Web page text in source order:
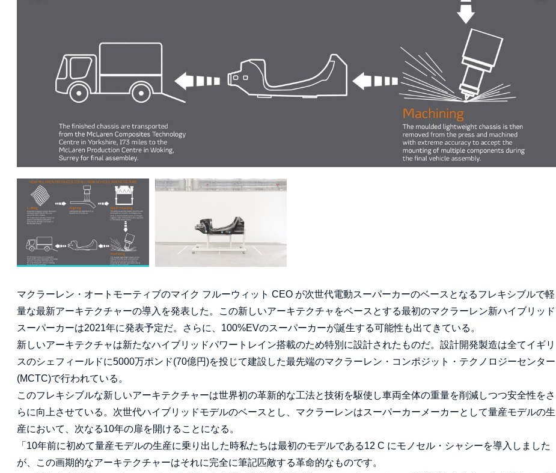
マクラーレン・オートモーティブのマイク フルーウィット CEO が次世代電動スーパーカーのベースとなるフレキシブルで軽
量な最新アーキテクチャーの導入を発表した。この新しいアーキテクチャをベースとする最初のマクラーレン新ハイブリッド
スーパーカーは2021年に発表予定だ。さらに、100%EVのスーパーカーが誕生する可能性も出てきている。
新しいアーキテクチャは新たなハイブリッドパワートレイン搭載のため特別に設計されたものだ。設計開発製造は全てイギリ
スのシェフィールドに5000万ポンド(70億円)を投じて建設した最先端のマクラーレン・コンポジット・テクノロジーセンター
(MCTC)で行われている。
このフレキシブルな新しいアーキテクチャーは世界初の革新的な工法と技術を駆使し車両全体の重量を削減しつつ安全性をさ
らに向上させている。次世代ハイブリッドモデルのベースとし、マクラーレンはスーパーカーメーカーとして量産モデルの生
産において、次なる10年の扉を開けることになる。
「10年前に初めて量産モデルの生産に乗り出した時私たちは最初のモデルである12 C にモノセル・シャシーを導入しました
が、この画期的なアーキテクチャーはそれに完全に筆記匹敵する革命的なものです。